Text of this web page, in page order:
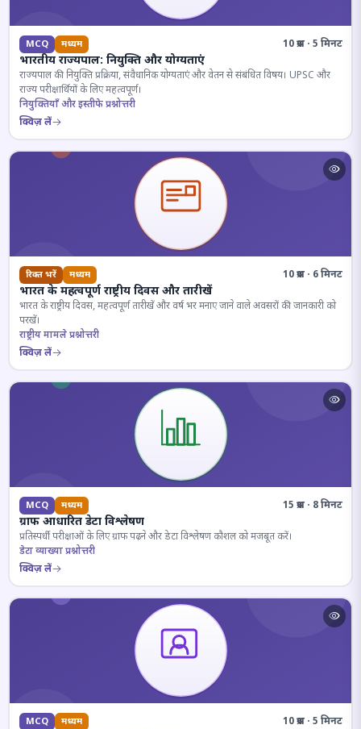
MCQ मध्यम 10 प्रश्न · 5 मिनट
भारतीय राज्यपाल: नियुक्ति और योग्यताएं
राज्यपाल की नियुक्ति प्रक्रिया, संवैधानिक योग्यताएं और वेतन से संबंधित विषय। UPSC और
राज्य परीक्षार्थियों के लिए महत्वपूर्ण।
नियुक्तियाँ और इस्तीफे प्रश्नोत्तरी
क्विज़ लें
रिक्त भरें मध्यम 10 प्रश्न · 6 मिनट
भारत के महत्वपूर्ण राष्ट्रीय दिवस और तारीखें
भारत के राष्ट्रीय दिवस, महत्वपूर्ण तारीखें और वर्ष भर मनाए जाने वाले अवसरों की जानकारी को
परखें।
राष्ट्रीय मामले प्रश्नोत्तरी
क्विज़ लें
MCQ मध्यम 15 प्रश्न · 8 मिनट
ग्राफ आधारित डेटा विश्लेषण
प्रतिस्पर्धी परीक्षाओं के लिए ग्राफ पढ़ने और डेटा विश्लेषण कौशल को मजबूत करें।
डेटा व्याख्या प्रश्नोत्तरी
क्विज़ लें
MCQ मध्यम 10 प्रश्न · 5 मिनट